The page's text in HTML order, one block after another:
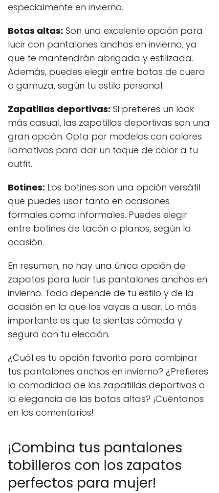
especialmente en invierno.
Botas altas: Son una excelente opción para
lucir con pantalones anchos en invierno, ya
que te mantendrán abrigada y estilizada.
Además, puedes elegir entre botas de cuero
o gamuza, según tu estilo personal.
Zapatillas deportivas: Si prefieres un look
más casual, las zapatillas deportivas son una
gran opción. Opta por modelos con colores
llamativos para dar un toque de color a tu
outfit.
Botines: Los botines son una opción versátil
que puedes usar tanto en ocasiones
formales como informales. Puedes elegir
entre botines de tacón o planos, según la
ocasión.
En resumen, no hay una única opción de
zapatos para lucir tus pantalones anchos en
invierno. Todo depende de tu estilo y de la
ocasión en la que los vayas a usar. Lo más
importante es que te sientas cómoda y
segura con tu elección.
¿Cuál es tu opción favorita para combinar
tus pantalones anchos en invierno? ¿Prefieres
la comodidad de las zapatillas deportivas o
la elegancia de las botas altas? ¡Cuéntanos
en los comentarios!
¡Combina tus pantalones
tobilleros con los zapatos
perfectos para mujer!